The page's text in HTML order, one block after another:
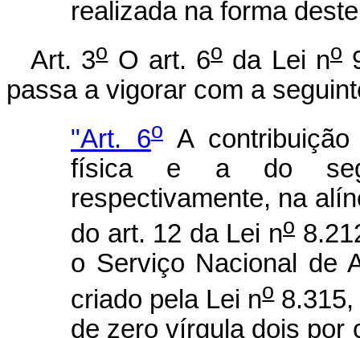
realizada na forma
Art. 3oO art. 6oda Lei no
passa a vigorar com a
"Art. 6oA contribuição
física e a do
respectivamente, na
do art. 12 da Lei no
o Serviço Nacional de
criado pela Lei no8.315,
de zero vírgula dois por